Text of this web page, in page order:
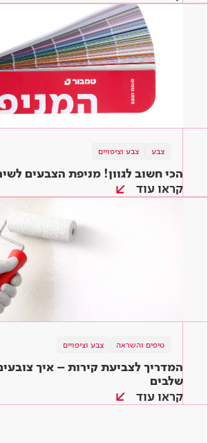
צבע צבע וציפויים
הכי חשוב לגוון! מניפת הצבעים
קראו עוד
טיפים והשראה צבע וציפויים
שלבים
קראו עוד